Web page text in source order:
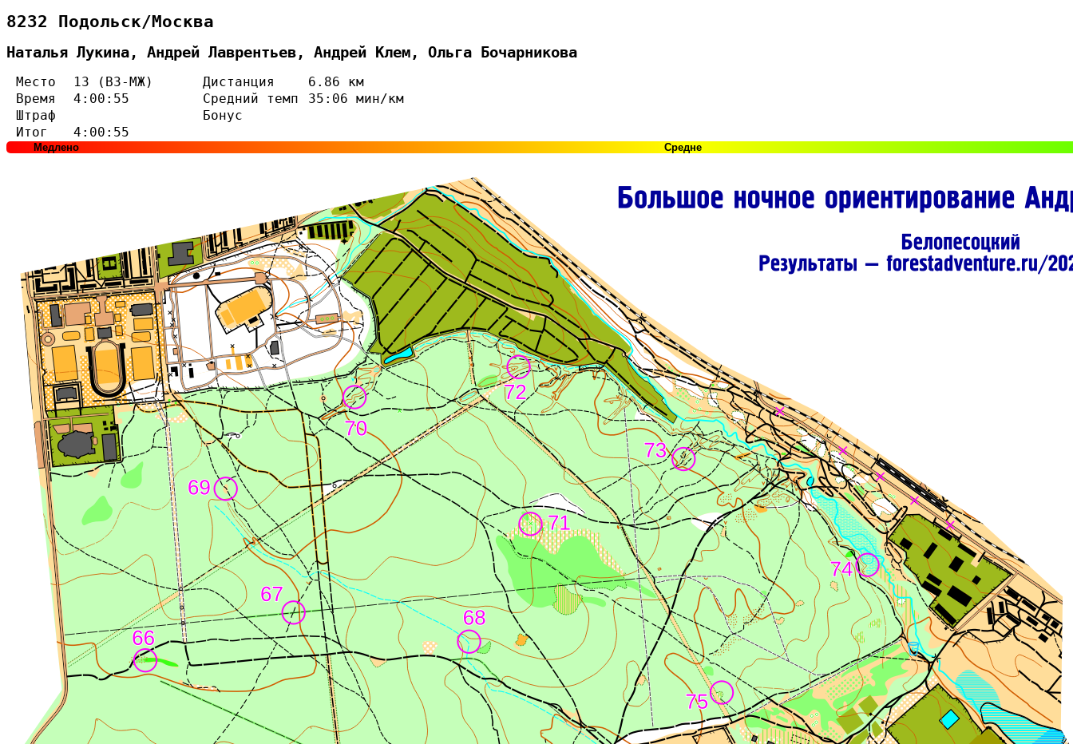
8232 Подольск/Москва
Наталья Лукина, Андрей Лаврентьев, Андрей Клем, Ольга Бочарникова
Место 13 (В3-МЖ) Дистанция
6.86 км
Время
4:00:55 Средний темп
35:06 мин/км
Штраф
Бонус
Итог
4:00:55
Медлено Средне